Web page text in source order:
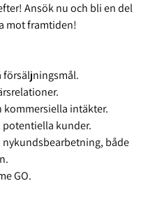
Ansök nu och bli en del
mot framtiden!
försäljningsmål.
kommersiella intäkter.
kunder.
både
GO.